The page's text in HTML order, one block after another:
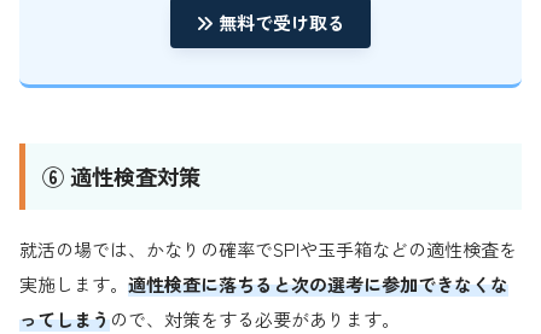
無料で受け取る
⑥ 適性検査対策
就活の場では、かなりの確率でSPIや玉手箱などの適性検査を
実施します。 適性検査に落ちると次の選考に参加できなくな
ってしまうので、対策をする必要があります。